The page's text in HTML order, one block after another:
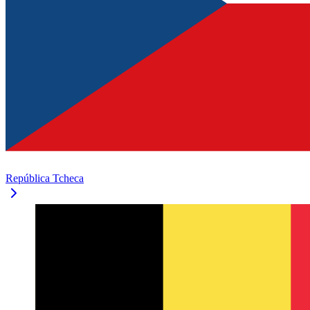
República Tcheca